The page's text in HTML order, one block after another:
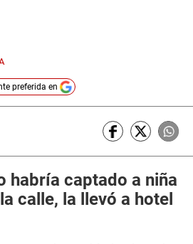
preferida en
habría captado a niña
calle, la llevó a hotel